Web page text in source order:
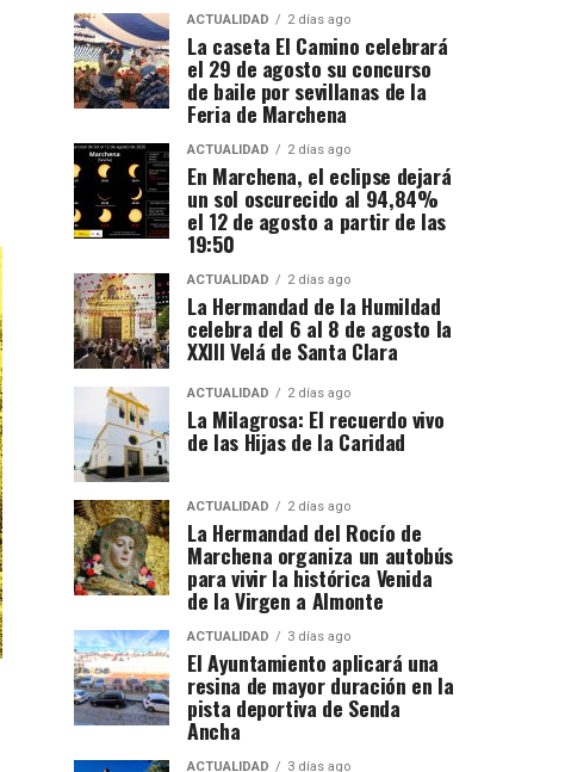
ACTUALIDAD 2 días ago
La caseta El Camino celebrará
el 29 de agosto su concurso
de baile por sevillanas de la
Feria de Marchena
ACTUALIDAD 2 días ago
En Marchena, el eclipse dejará
un sol oscurecido al 94,84%
el 12 de agosto a partir de las
19:50
ACTUALIDAD 2 días ago
La Hermandad de la Humildad
celebra del 6 al 8 de agosto la
XXIII Velá de Santa Clara
ACTUALIDAD 2 días ago
La Milagrosa: El recuerdo vivo
de las Hijas de la Caridad
ACTUALIDAD 2 días ago
La Hermandad del Rocío de
Marchena organiza un autobús
para vivir la histórica Venida
de la Virgen a Almonte
ACTUALIDAD 3 días ago
El Ayuntamiento aplicará una
resina de mayor duración en la
pista deportiva de Senda
Ancha
ACTUALIDAD 3 días ago